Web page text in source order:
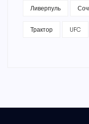
Ливерпуль
Трактор UFC